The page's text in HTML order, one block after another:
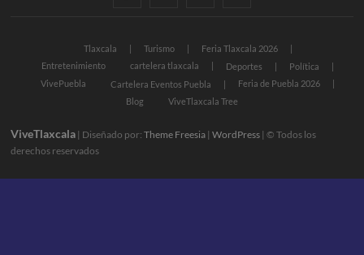
Tlaxcala Turismo
Feria Tlaxcala 2026
Entretenimiento
cartelera tlaxcala Deportes
Política
VivePuebla
Cartelera Eventos Puebla
Feria de Puebla 2026
Blog
ViveTlaxcala Tree
ViveTlaxcala | Diseñado por:Theme Freesia |WordPress | © Todos los
derechos reservados